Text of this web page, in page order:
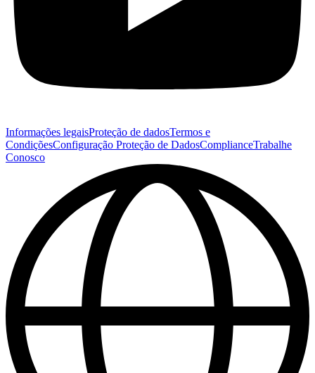
Informações legaisProteção de dadosTermos e
CondiçõesConfiguração Proteção de DadosComplianceTrabalhe
Conosco